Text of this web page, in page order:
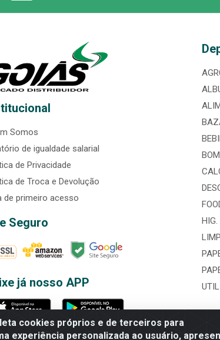
cookies próprios e de terceiros para
experiência personalizada ao usuário,
Somos
de igualdade salarial
de Privacidade
de Troca e Devolução
de primeiro acesso
Seguro
já nosso APP